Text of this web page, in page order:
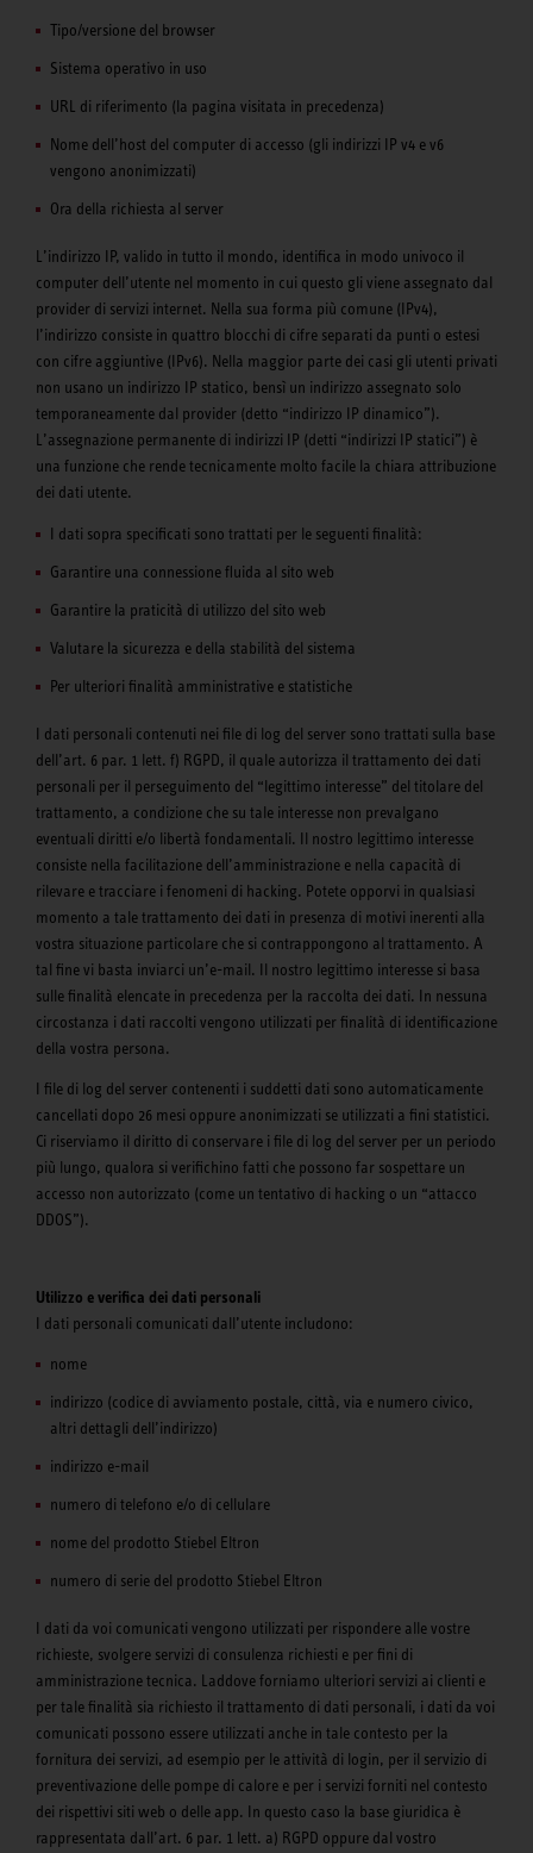
Tipo/versione del browser
Sistema operativo in uso
URL di riferimento (la pagina visitata in precedenza)
Nome dell’host del computer di accesso (gli indirizzi IP v4 e v6
vengono anonimizzati)
Ora della richiesta al server
L’indirizzo IP, valido in tutto il mondo, identifica in modo univoco il
computer dell’utente nel momento in cui questo gli viene assegnato dal
provider di servizi internet. Nella sua forma più comune (IPv4),
l’indirizzo consiste in quattro blocchi di cifre separati da punti o estesi
con cifre aggiuntive (IPv6). Nella maggior parte dei casi gli utenti privati
non usano un indirizzo IP statico, bensì un indirizzo assegnato solo
temporaneamente dal provider (detto “indirizzo IP dinamico”).
L’assegnazione permanente di indirizzi IP (detti “indirizzi IP statici”) è
una funzione che rende tecnicamente molto facile la chiara attribuzione
dei dati utente.
I dati sopra specificati sono trattati per le seguenti finalità:
Garantire una connessione fluida al sito web
Garantire la praticità di utilizzo del sito web
Valutare la sicurezza e della stabilità del sistema
Per ulteriori finalità amministrative e statistiche
I dati personali contenuti nei file di log del server sono trattati sulla base
dell’art. 6 par. 1 lett. f) RGPD, il quale autorizza il trattamento dei dati
personali per il perseguimento del “legittimo interesse” del titolare del
trattamento, a condizione che su tale interesse non prevalgano
eventuali diritti e/o libertà fondamentali. Il nostro legittimo interesse
consiste nella facilitazione dell’amministrazione e nella capacità di
rilevare e tracciare i fenomeni di hacking. Potete opporvi in qualsiasi
momento a tale trattamento dei dati in presenza di motivi inerenti alla
vostra situazione particolare che si contrappongono al trattamento. A
tal fine vi basta inviarci un’e-mail. Il nostro legittimo interesse si basa
sulle finalità elencate in precedenza per la raccolta dei dati. In nessuna
circostanza i dati raccolti vengono utilizzati per finalità di identificazione
della vostra persona.
I file di log del server contenenti i suddetti dati sono automaticamente
cancellati dopo 26 mesi oppure anonimizzati se utilizzati a fini statistici.
Ci riserviamo il diritto di conservare i file di log del server per un periodo
più lungo, qualora si verifichino fatti che possono far sospettare un
accesso non autorizzato (come un tentativo di hacking o un “attacco
DDOS”).
Utilizzo e verifica dei dati personali
I dati personali comunicati dall’utente includono:
nome
indirizzo (codice di avviamento postale, città, via e numero civico,
altri dettagli dell’indirizzo)
indirizzo e-mail
numero di telefono e/o di cellulare
nome del prodotto Stiebel Eltron
numero di serie del prodotto Stiebel Eltron
I dati da voi comunicati vengono utilizzati per rispondere alle vostre
richieste, svolgere servizi di consulenza richiesti e per fini di
amministrazione tecnica. Laddove forniamo ulteriori servizi ai clienti e
per tale finalità sia richiesto il trattamento di dati personali, i dati da voi
comunicati possono essere utilizzati anche in tale contesto per la
fornitura dei servizi, ad esempio per le attività di login, per il servizio di
preventivazione delle pompe di calore e per i servizi forniti nel contesto
dei rispettivi siti web o delle app. In questo caso la base giuridica è
rappresentata dall’art. 6 par. 1 lett. a) RGPD oppure dal vostro